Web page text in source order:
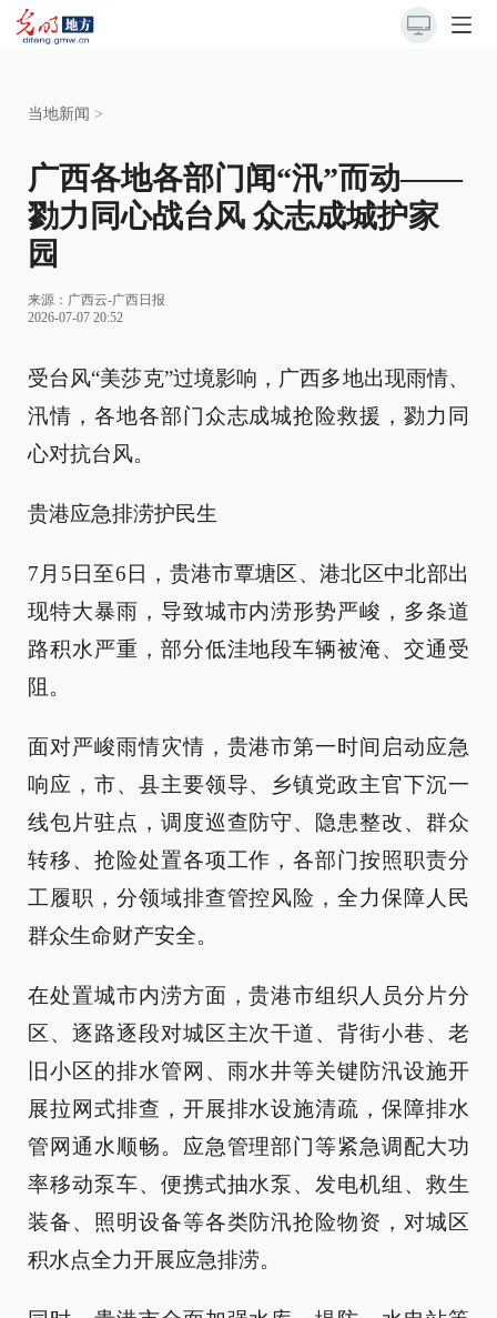
当地新闻 >
广西各地各部门闻“汛”而动——
勠力同心战台风 众志成城护家
园
来源： 广西云-广西日报
2026-07-07 20:52
受台风“美莎克”过境影响，广西多地出现雨情、
汛情，各地各部门众志成城抢险救援，勠力同
心对抗台风。
贵港应急排涝护民生
7月5日至6日，贵港市覃塘区、港北区中北部出
现特大暴雨，导致城市内涝形势严峻，多条道
路积水严重，部分低洼地段车辆被淹、交通受
阻。
面对严峻雨情灾情，贵港市第一时间启动应急
响应，市、县主要领导、乡镇党政主官下沉一
线包片驻点，调度巡查防守、隐患整改、群众
转移、抢险处置各项工作，各部门按照职责分
工履职，分领域排查管控风险，全力保障人民
群众生命财产安全。
在处置城市内涝方面，贵港市组织人员分片分
区、逐路逐段对城区主次干道、背街小巷、老
旧小区的排水管网、雨水井等关键防汛设施开
展拉网式排查，开展排水设施清疏，保障排水
管网通水顺畅。应急管理部门等紧急调配大功
率移动泵车、便携式抽水泵、发电机组、救生
装备、照明设备等各类防汛抢险物资，对城区
积水点全力开展应急排涝。